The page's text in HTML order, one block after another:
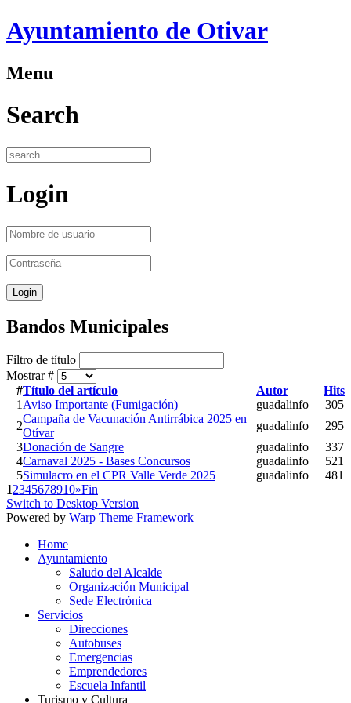
Ayuntamiento de Otivar
Menu
Search
Login
Bandos Municipales
Filtro de título
Mostrar #
#Título del artículo Autor
Hits
1Aviso Importante (Fumigación) guadalinfo
305
2
Campaña de Vacunación Antirrábica 2025 en
Otívar
guadalinfo
295
3Donación de Sangre guadalinfo
337
4Carnaval 2025 - Bases Concursos guadalinfo
521
5Simulacro en el CPR Valle Verde 2025 guadalinfo
481
12345678910»Fin
Switch to Desktop Version
Powered by Warp Theme Framework
Home
Ayuntamiento
Saludo del Alcalde
Organización Municipal
Sede Electrónica
Servicios
Direcciones
Autobuses
Emergencias
Emprendedores
Escuela Infantil
Turismo y Cultura